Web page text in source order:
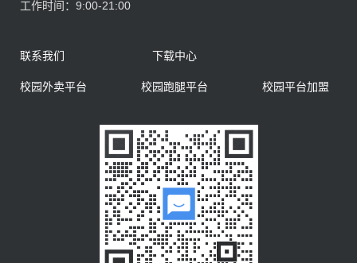
工作时间： 9:00-21:00
联系我们 下载中心
校园外卖平台 校园跑腿平台 校园平台加盟